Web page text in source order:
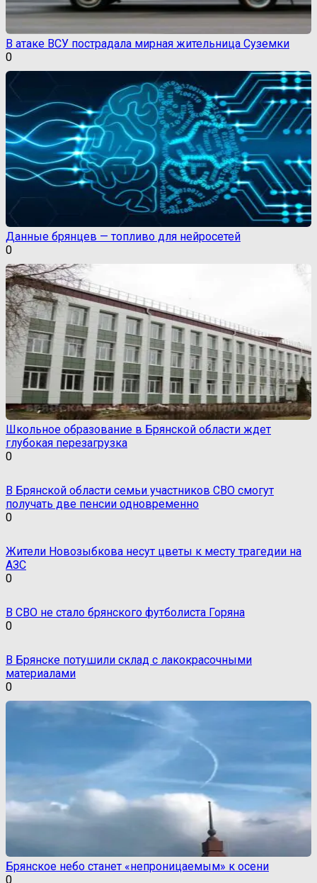
В атаке ВСУ пострадала мирная жительница Суземки
0
Данные брянцев — топливо для нейросетей
0
Школьное образование в Брянской области ждет
глубокая перезагрузка
0
В Брянской области семьи участников СВО смогут
получать две пенсии одновременно
0
Жители Новозыбкова несут цветы к месту трагедии на
АЗС
0
В СВО не стало брянского футболиста Горяна
0
В Брянске потушили склад с лакокрасочными
материалами
0
Брянское небо станет «непроницаемым» к осени
0